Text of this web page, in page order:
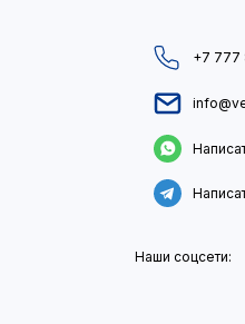
+7 777
Наши соцсети: